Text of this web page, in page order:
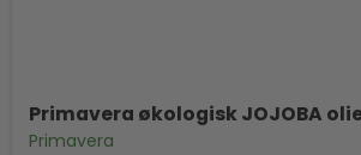
Primavera økologisk JOJOBA
Primavera